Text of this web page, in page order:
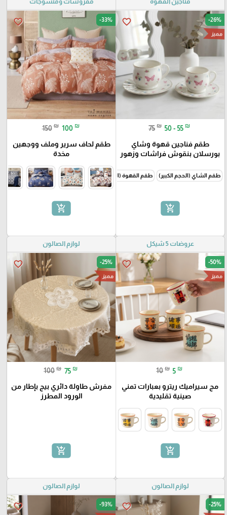
favorite_border -26%
مميز
75 ₪ 50 - 55 ₪
طقم فناجين قهوة وشاي
بورسلان بنقوش فراشات وزهور
طقم الشاي (الحجم الكبير) طقم القهوة (الحجم الصغير)
add_shopping_cart
favorite_border -33%
150 ₪ 100 ₪
طقم لحاف سرير وملف ووجهين
مخدة
add_shopping_cart
عروضات 5 شيكل
favorite_border -50%
مميز
10 ₪ 5 ₪
مج سيراميك ريترو بعبارات تمني
صينية تقليدية
add_shopping_cart
لوازم الصالون
favorite_border -25%
مميز
100 ₪ 75 ₪
مفرش طاولة دائري بيج بإطار من
الورود المطرز
add_shopping_cart
لوازم الصالون
favorite_border -25%
لوازم الصالون
favorite_border -93%